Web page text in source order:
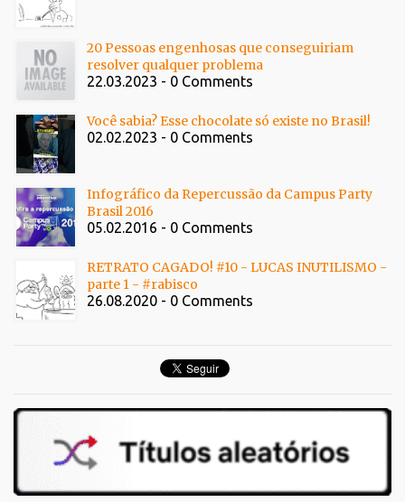
20 Pessoas engenhosas que conseguiriam
resolver qualquer problema
22.03.2023 - 0 Comments
Você sabia? Esse chocolate só existe no Brasil!
02.02.2023 - 0 Comments
Infográfico da Repercussão da Campus Party
Brasil 2016
05.02.2016 - 0 Comments
RETRATO CAGADO! #10 - LUCAS INUTILISMO -
parte 1 - #rabisco
26.08.2020 - 0 Comments